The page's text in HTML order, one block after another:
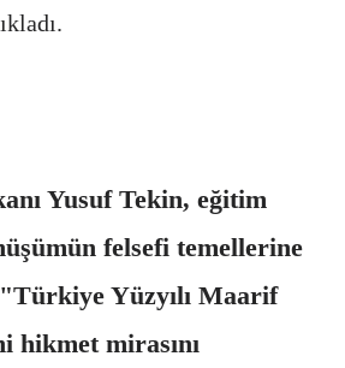
Yusuf Tekin, eğitim
felsefi temellerine
Yüzyılı Maarif
mirasını